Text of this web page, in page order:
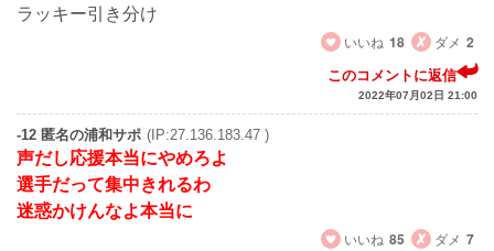
ラッキー引き分け
いいね 18 ダメ 2
このコメントに返信
2022年07月02日 21:00
-12 匿名の浦和サポ (IP:27.136.183.47 )
声だし応援本当にやめろよ
選手だって集中きれるわ
迷惑かけんなよ本当に
いいね 85 ダメ 7